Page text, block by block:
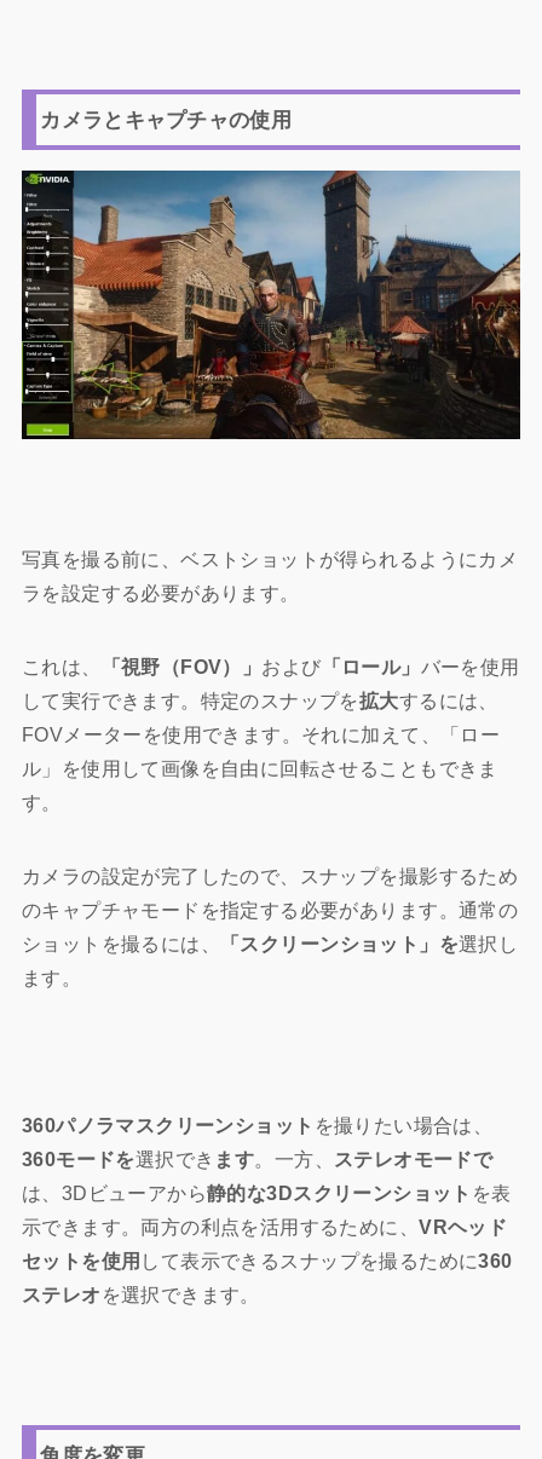
カメラとキャプチャの使用
写真を撮る前に、ベストショットが得られるようにカメ
ラを設定する必要があります。
これは、 「視野（FOV）」 および 「ロール」 バーを使用
して実行できます。特定のスナップを拡大するには、
FOVメーターを使用できます。それに加えて、「ロー
ル」を使用して画像を自由に回転させることもできま
す。
カメラの設定が完了したので、スナップを撮影するため
のキャプチャモードを指定する必要があります。通常の
ショットを撮るには、
「スクリーンショット」を選択し
ます。
360パノラマスクリーンショット を撮りたい場合は、
360モードを選択でき ます。一方、
ステレオモードで
は、3Dビューアから静的な3Dスクリーンショット を表
示できます。両方の利点を活用するために、VRヘッド
セットを使用 して表示できるスナップを撮るために360
ステレオ を選択できます。